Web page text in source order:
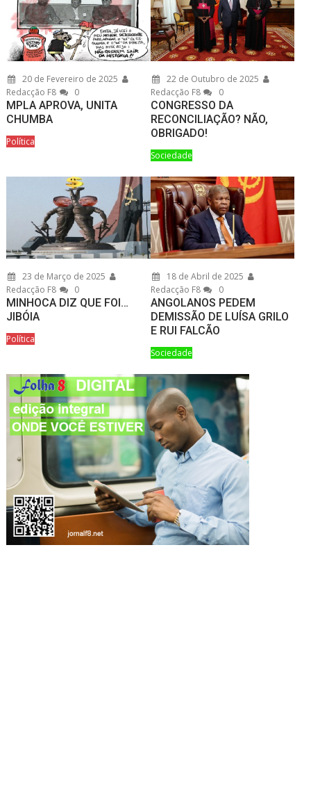
20 de Fevereiro de 2025
Redacção F8
0
MPLA APROVA, UNITA
CHUMBA
Política
22 de Outubro de 2025
Redacção F8
0
CONGRESSO DA
RECONCILIAÇÃO? NÃO,
OBRIGADO!
Sociedade
23 de Março de 2025
Redacção F8
0
MINHOCA DIZ QUE FOI…
JIBÓIA
Política
18 de Abril de 2025
Redacção F8
0
ANGOLANOS PEDEM
DEMISSÃO DE LUÍSA GRILO
E RUI FALCÃO
Sociedade